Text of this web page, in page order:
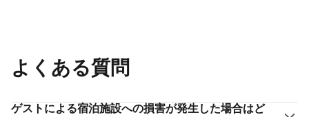
よくある質問
ゲストによる宿泊施設への損害が発生した場合はど